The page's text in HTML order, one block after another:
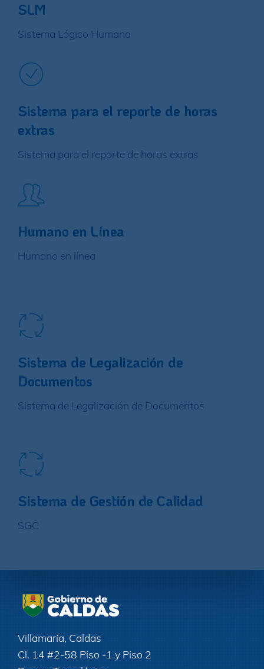
SLM
Sistema Lógico Humano
Sistema para el reporte de horas
extras
Sistema para el reporte de horas extras
Humano en Línea
Humano en línea
Sistema de Legalización de
Documentos
Sistema de Legalización de Documentos
Sistema de Gestión de Calidad
SGC
Villamaría, Caldas
Cl. 14 #2-58 Piso -1 y Piso 2